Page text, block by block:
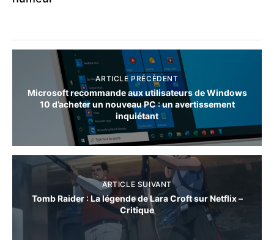
ARTICLE PRÉCÈDENT
Microsoft recommande aux utilisateurs de Windows
10 d’acheter un nouveau PC : un avertissement
inquiétant
ARTICLE SUIVANT
Tomb Raider : La légende de Lara Croft sur Netflix –
Critique